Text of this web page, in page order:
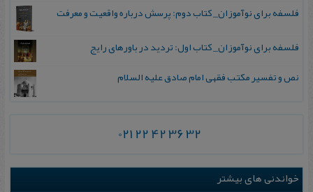
فلسفه برای نوآموزان_ کتاب دوم: پرسش درباره واقعیت و معرفت
فلسفه برای نوآموزان_ کتاب اول: تردید در باورهای رایج
نص و تفسیر مکتب فقهی امام صادق علیه السلام
021 22 42 36 32
خواندنی های بیشتر